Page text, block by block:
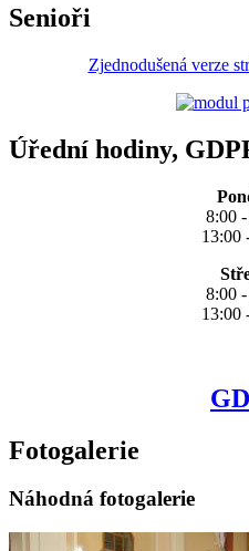
Senioři
Zjednodušená verze
Úřední hodiny,
8:00
13:00
8:00
13:00
Fotogalerie
Náhodná fotogalerie